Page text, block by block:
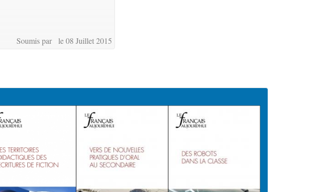
Soumis par le 08 Juillet 2015